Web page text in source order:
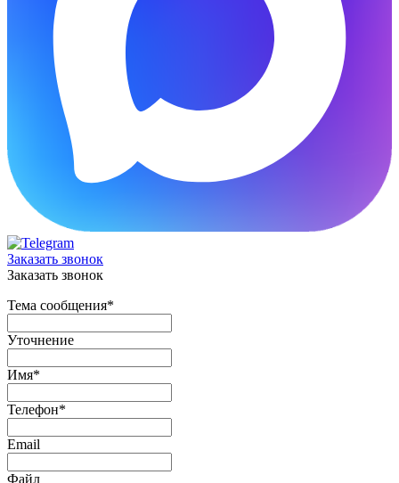
Заказать звонок
Заказать звонок
Тема сообщения*
Уточнение
Имя*
Телефон*
Email
Файл